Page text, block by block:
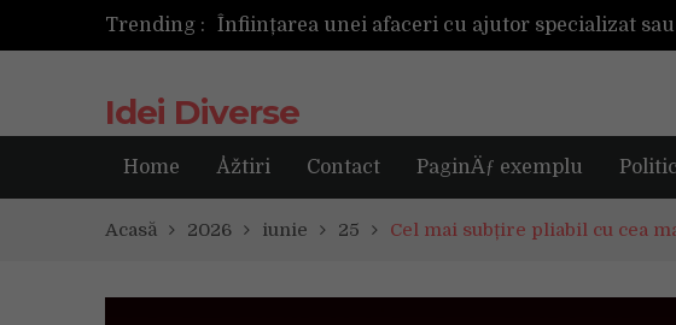
Trending :
Idei Diverse
Home Åžtiri Contact PaginÄƒ exemplu
Acasă 2026 iunie 25 Cel mai subțire pliabil cu cea